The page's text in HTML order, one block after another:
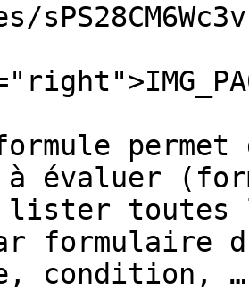
à évaluer
toutes
formulaire
condition,